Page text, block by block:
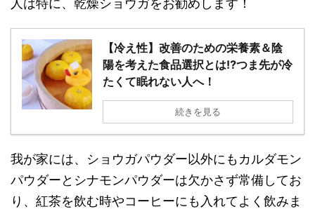
人は特に、乾燥ショウガをお勧めします！
【冷え性】改善のための栄養素＆陰
陽を考えた食品選択とは⁉つま先が冷
たくて眠れない人へ！
続きを見る
我が家には、ショウガパウダー以外にもカルダモン
パウダーとシナモンパウダーは欠かさず常備してお
り、紅茶を飲む時やコーヒーにも入れてよく飲みま